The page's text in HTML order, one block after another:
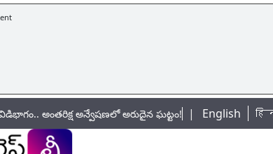
అన్వేషణలో అరుదైన ఘట్టం!|Repo Rate Unchanged:
English